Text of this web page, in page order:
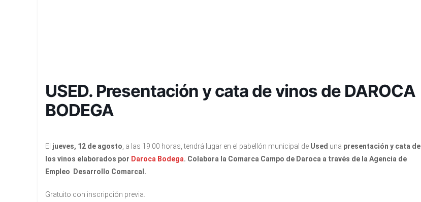
USED. Presentación y cata de vinos de DAROCA
BODEGA
El jueves, 12 de agosto, a las 19:00 horas, tendrá lugar en el pabellón municipal de Used una presentación y cata de
los vinos elaborados por Daroca Bodega. Colabora la Comarca Campo de Daroca a través de la Agencia de
Empleo Desarrollo Comarcal.
Gratuito con inscripción previa.